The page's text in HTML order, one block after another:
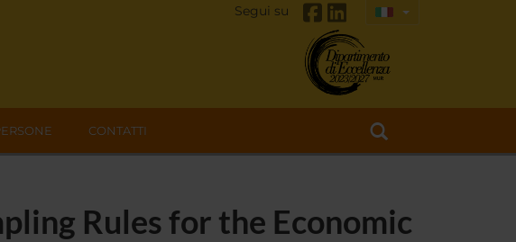
Segui su
CONTATTI
Rules for the Economic